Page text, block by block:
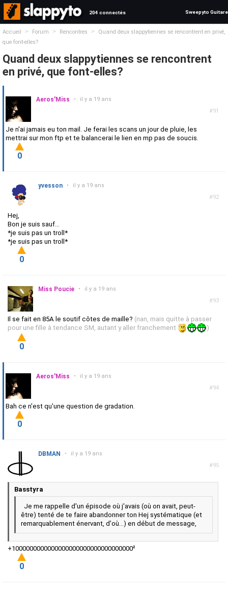
204 connectés Sweepyto Guitare
Accueil > Forum > Rencontres >
Quand deux slappytiennes se rencontrent en privé,
que font-elles?
Quand deux slappytiennes se rencontrent
en privé, que font-elles?
#91
Aeros'Miss • il y a 19 ans
Je n'ai jamais eu ton mail. Je ferai les scans un jour de pluie, les
mettrai sur mon ftp et te balancerai le lien en mp pas de soucis.
0
#92
yvesson • il y a 19 ans
Hej,
Bon je suis sauf...
*je suis pas un troll*
*je suis pas un troll*
0
#93
Miss Poucie • il y a 19 ans
Il se fait en 85A le soutif côtes de maille? (nan, mais quitte à passer
pour une fille à tendance SM, autant y aller franchement
)
0
#94
Aeros'Miss • il y a 19 ans
Bah ce n'est qu'une question de gradation.
0
#95
DBMAN • il y a 19 ans
Basstyra
Je me rappelle d'un épisode où j'avais (où on avait, peut-
être) tenté de te faire abandonner ton Hej systématique (et
remarquablement énervant, d'où...) en début de message,
+1000000000000000000000000000000000²
0